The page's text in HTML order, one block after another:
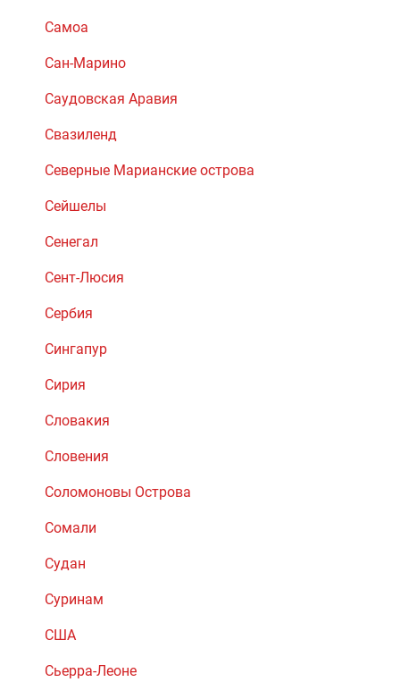
Самоа
Сан-Марино
Саудовская Аравия
Свазиленд
Северные Марианские острова
Сейшелы
Сенегал
Сент-Люсия
Сербия
Сингапур
Сирия
Словакия
Словения
Соломоновы Острова
Сомали
Судан
Суринам
США
Сьерра-Леоне